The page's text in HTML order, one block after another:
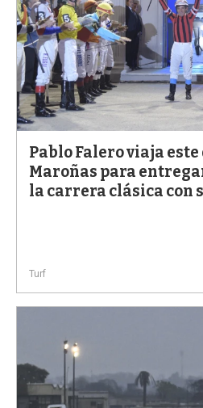
Pablo Falero viaja
Maroñas para
la carrera clásica con
Turf